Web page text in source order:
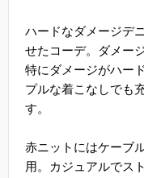
ハードなダメージデ
せたコーデ。ダメー
特にダメージがハー
プルな着こなしでも
す。
赤ニットにはケーブ
用。カジュアルでス